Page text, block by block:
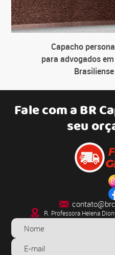
Capacho
para advogados
Brasiliense
Fale com aBR
seu
R. Professora Helena